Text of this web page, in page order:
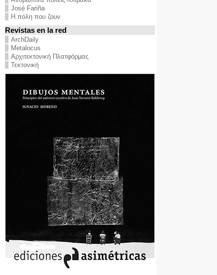
José Fariña
Η πόλη που ζουν
Revistas en la red
ArchDaily
Metalocus
Αρχιτεκτονική Πλατφόρμας
Τεκτονική